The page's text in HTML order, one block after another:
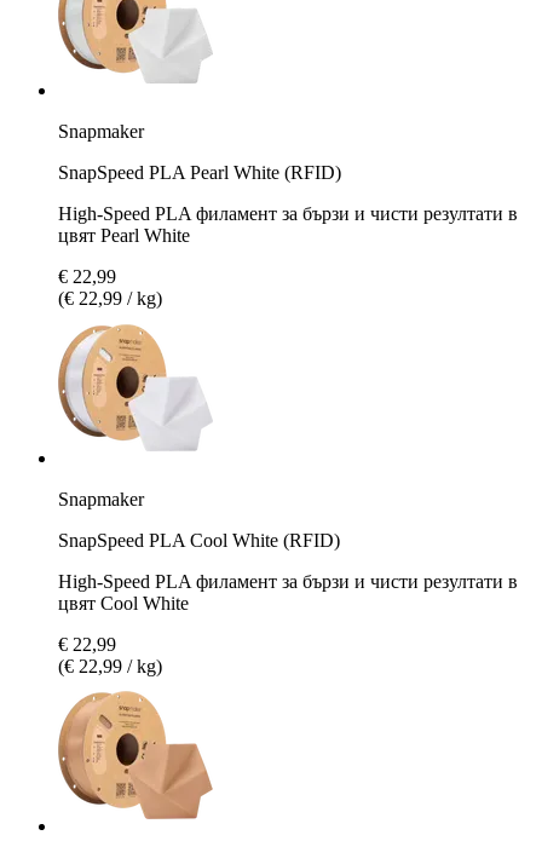
Snapmaker
SnapSpeed PLA Pearl White (RFID)
High-Speed PLA филамент за бързи и чисти резултати в
цвят Pearl White
€ 22,99
(€ 22,99 / kg)
Snapmaker
SnapSpeed PLA Cool White (RFID)
High-Speed PLA филамент за бързи и чисти резултати в
цвят Cool White
€ 22,99
(€ 22,99 / kg)